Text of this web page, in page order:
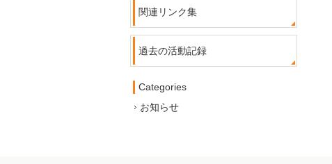
関連リンク集
過去の活動記録
Categories
お知らせ